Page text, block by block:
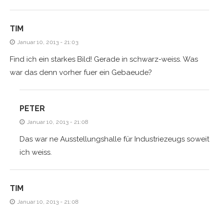
TIM
Januar 10, 2013 - 21:03
Find ich ein starkes Bild! Gerade in schwarz-weiss. Was
war das denn vorher fuer ein Gebaeude?
PETER
Januar 10, 2013 - 21:08
Das war ne Ausstellungshalle für Industriezeugs soweit
ich weiss.
TIM
Januar 10, 2013 - 21:08